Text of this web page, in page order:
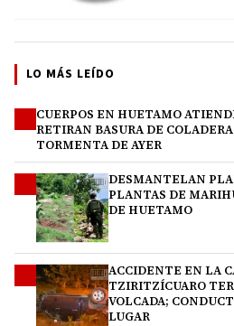
LO MÁS LEÍDO
CUERPOS EN HUETAMO
RETIRAN BASURA DE
TORMENTA DE AYER
DESMANTELAN
PLANTAS DE
DE HUETAMO
ACCIDENTE EN LA
TZIRITZÍCUARO
VOLCADA;
LUGAR